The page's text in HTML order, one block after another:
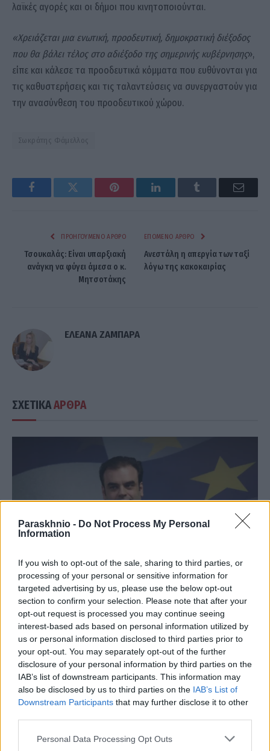
Paraskhnio - Do Not Process My Personal
Information
If you wish to opt-out of the sale, sharing to third parties, or
processing of your personal or sensitive information for
targeted advertising by us, please use the below opt-out
section to confirm your selection. Please note that after your
opt-out request is processed you may continue seeing
interest-based ads based on personal information utilized by
us or personal information disclosed to third parties prior to
your opt-out. You may separately opt-out of the further
disclosure of your personal information by third parties on the
IAB’s list of downstream participants. This information may
also be disclosed by us to third parties on the IAB’s List of
Downstream Participants that may further disclose it to other
Please note that this website/app uses one or more Google
Personal Data Processing Opt Outs
λαϊκές αγορές και οι δήμοι που κινητοποιούνται.
«Χρειάζεται μια ενωτική, προοδευτική, δημοκρατική διέξοδος
που θα βάλει τέλος στο αδιέξοδο της σημερινής κυβέρνησης»,
είπε και κάλεσε τα προοδευτικά κόμματα που ευθύνονται για
τις καθυστερήσεις και τις ταλαντεύσεις να συνεργαστούν για
την ανασύνθεση του προοδευτικού χώρου.
Σωκράτης Φάμελλος
FacebookTwitter Pinterest LinkedInTumblr Email
ΠΡΟΗΓΟΎΜΕΝΟ ΆΡΘΡΟ
Τσουκαλάς: Είναι υπαρξιακή
ανάγκη να φύγει άμεσα o κ.
Μητσοτάκης
ΕΠΌΜΕΝΟ ΆΡΘΡΟ
Ανεστάλη η απεργία των ταξί
λόγω της κακοκαιρίας
ΕΛΕΑΝΑ ΖΑΜΠΑΡΑ
ΣΧΕΤΙΚΑΑΡΘΡΑ
ΠΟΛΙΤΙΚΉ
Νέο σχέδιο για την ενεργειακή θωράκιση της χώρας: Η
Ελλάδα ζητά επέκταση της ρήτρας διαφυγής
ΑΝΑΡΤΗΘΗΚΕ ΑΠΟ NEWSROOM 6 ΑΥΓΟΎΣΤΟΥ 2026